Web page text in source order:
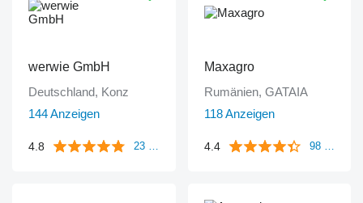
werwie GmbH
Deutschland, Konz
144 Anzeigen
4.8 23 Bewertungen
Maxagro
Rumänien, GATAIA
118 Anzeigen
4.4 98 Bewertungen